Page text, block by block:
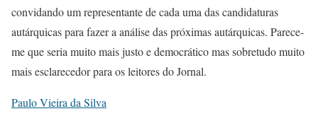
convidando um representante de cada uma das candidaturas
autárquicas para fazer a análise das próximas autárquicas. Parece-
me que seria muito mais justo e democrático mas sobretudo muito
mais esclarecedor para os leitores do Jornal.
Paulo Vieira da Silva